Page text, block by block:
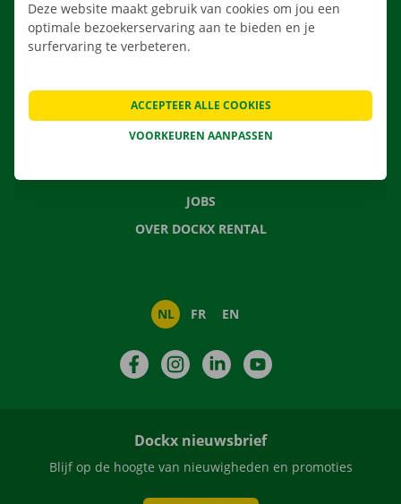
VERHUISOPLOSSINGEN
CONTACTEER ONS
VEELGESTELDE VRAGEN
NIEUWS
JOBS
OVER DOCKX RENTAL
NL FR EN
FacebookInstagramLinkedIn
Dockx nieuwsbrief
Blijf op de hoogte van nieuwigheden en promoties
Deze website maakt gebruik van cookies om jou een
optimale bezoekerservaring aan te bieden en je
surfervaring te verbeteren.
VOORKEUREN AANPASSEN
ACCEPTEER ALLE COOKIES